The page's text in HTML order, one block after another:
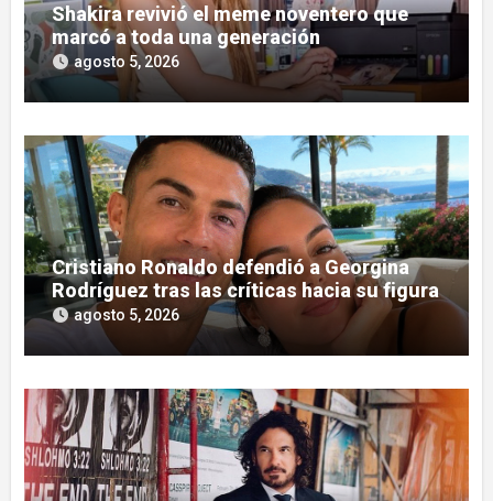
Shakira revivió el meme noventero que
marcó a toda una generación
agosto 5, 2026
Cristiano Ronaldo defendió a Georgina
Rodríguez tras las críticas hacia su figura
agosto 5, 2026